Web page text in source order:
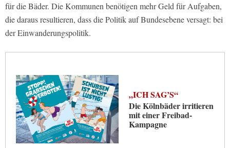
für die Bäder. Die Kommunen benötigen mehr Geld für Aufgaben,
die daraus resultieren, dass die Politik auf Bundesebene versagt: bei
der Einwanderungspolitik.
„ICH SAG’S“
Die Kölnbäder irritieren
mit einer Freibad-
Kampagne